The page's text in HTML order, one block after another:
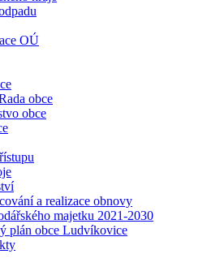
OÚ
obce
obce
a realizace obnovy
majetku 2021-2030
plán obce Ludvíkovice